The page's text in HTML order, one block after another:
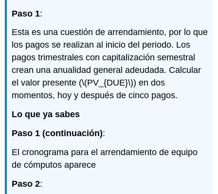
Paso 1:
Esta es una cuestión de arrendamiento, por lo que
los pagos se realizan al inicio del periodo. Los
pagos trimestrales con capitalización semestral
crean una anualidad general adeudada. Calcular
el valor presente (\(PV_{DUE}\)) en dos
momentos, hoy y después de cinco pagos.
Lo que ya sabes
Paso 1 (continuación):
El cronograma para el arrendamiento de equipo
de cómputos aparece
Paso 2: